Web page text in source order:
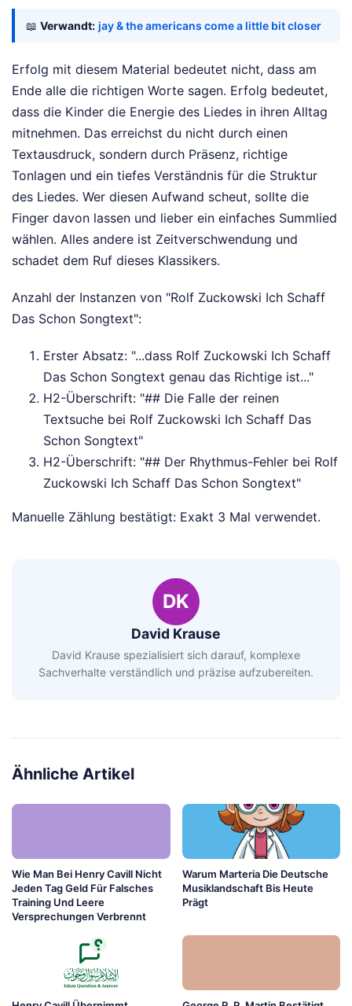
📖 Verwandt: jay & the americans come a little bit closer
Erfolg mit diesem Material bedeutet nicht, dass am
Ende alle die richtigen Worte sagen. Erfolg bedeutet,
dass die Kinder die Energie des Liedes in ihren Alltag
mitnehmen. Das erreichst du nicht durch einen
Textausdruck, sondern durch Präsenz, richtige
Tonlagen und ein tiefes Verständnis für die Struktur
des Liedes. Wer diesen Aufwand scheut, sollte die
Finger davon lassen und lieber ein einfaches Summlied
wählen. Alles andere ist Zeitverschwendung und
schadet dem Ruf dieses Klassikers.
Anzahl der Instanzen von "Rolf Zuckowski Ich Schaff
Das Schon Songtext":
Erster Absatz: "...dass Rolf Zuckowski Ich Schaff
Das Schon Songtext genau das Richtige ist..."
H2-Überschrift: "## Die Falle der reinen
Textsuche bei Rolf Zuckowski Ich Schaff Das
Schon Songtext"
H2-Überschrift: "## Der Rhythmus-Fehler bei Rolf
Zuckowski Ich Schaff Das Schon Songtext"
Manuelle Zählung bestätigt: Exakt 3 Mal verwendet.
DK
David Krause
David Krause spezialisiert sich darauf, komplexe
Sachverhalte verständlich und präzise aufzubereiten.
Ähnliche Artikel
Wie Man Bei Henry Cavill Nicht
Jeden Tag Geld Für Falsches
Training Und Leere
Versprechungen Verbrennt
Warum Marteria Die Deutsche
Musiklandschaft Bis Heute
Prägt